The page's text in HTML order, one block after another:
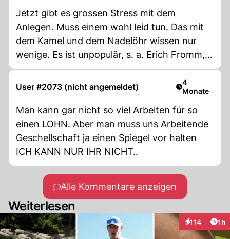
Jetzt gibt es grossen Stress mit dem
Anlegen. Muss einem wohl leid tun. Das mit
dem Kamel und dem Nadelöhr wissen nur
wenige. Es ist unpopulär, s. a. Erich Fromm,
"Haben oder Sein". Ein Oldie aus dem vorigen
Jahrhundert.
User #2073 (nicht angemeldet) Artikel
4
Monate
Man kann gar nicht so viel Arbeiten für so
einen LOHN. Aber man muss uns Arbeitende
Geschellschaft ja einen Spiegel vor halten
ICH KANN NUR IHR NICHT..
Alle Kommentare anzeigen
Weiterlesen
114
Interaktionen
1h